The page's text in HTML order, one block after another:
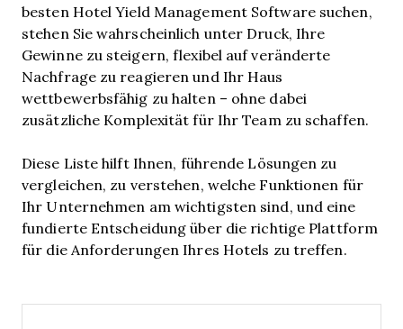
besten Hotel Yield Management Software suchen,
stehen Sie wahrscheinlich unter Druck, Ihre
Gewinne zu steigern, flexibel auf veränderte
Nachfrage zu reagieren und Ihr Haus
wettbewerbsfähig zu halten – ohne dabei
zusätzliche Komplexität für Ihr Team zu schaffen.
Diese Liste hilft Ihnen, führende Lösungen zu
vergleichen, zu verstehen, welche Funktionen für
Ihr Unternehmen am wichtigsten sind, und eine
fundierte Entscheidung über die richtige Plattform
für die Anforderungen Ihres Hotels zu treffen.